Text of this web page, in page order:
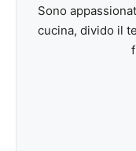
Sono
cucina, divido il